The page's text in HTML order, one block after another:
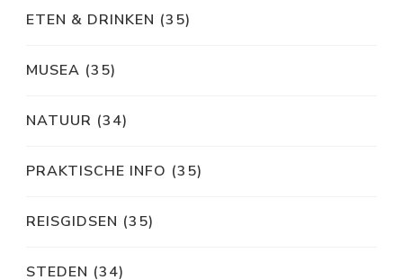
ETEN & DRINKEN (35)
MUSEA (35)
NATUUR (34)
PRAKTISCHE INFO (35)
REISGIDSEN (35)
STEDEN (34)